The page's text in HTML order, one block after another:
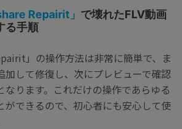
Repairit」 で壊れたFLV動画
る手順
」の操作方法は非常に簡単で、ま
加して修復し、次にプレビューで確認
なります。これだけの操作であらゆる
ができるので、初心者にも安心して使